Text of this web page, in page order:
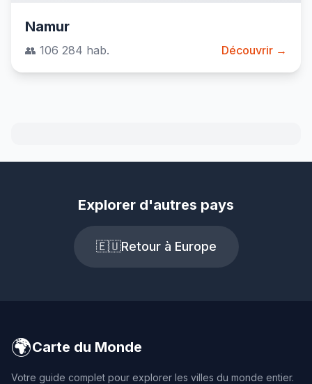
Namur
👥 106 284 hab. Découvrir →
Explorer d'autres pays
🇪🇺Retour à Europe
🌍Carte du Monde
Votre guide complet pour explorer les villes du monde entier.